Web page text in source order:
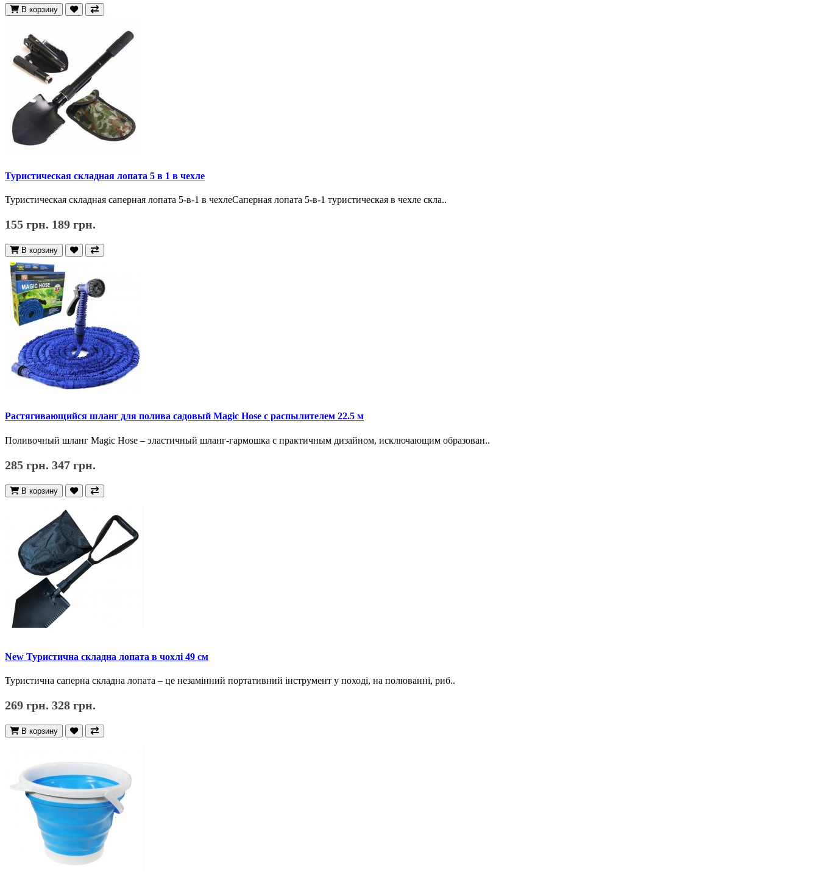
В корзину
Туристическая складная лопата 5 в 1 в чехле
Туристическая складная саперная лопата 5-в-1 в чехлеСаперная лопата 5-в-1 туристическая в чехле скла..
155 грн. 189 грн.
В корзину
Растягивающийся шланг для полива садовый Magic Hose с распылителем 22.5 м
Поливочный шланг Magic Hose – эластичный шланг-гармошка с практичным дизайном, исключающим образован..
285 грн. 347 грн.
В корзину
New Туристична складна лопата в чохлі 49 см
Туристична саперна складна лопата – це незамінний портативний інструмент у поході, на полюванні, риб..
269 грн. 328 грн.
В корзину